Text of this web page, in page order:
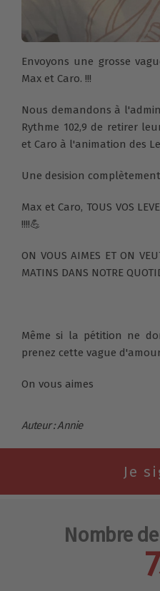
Envoyons une grosse
Max et Caro. !!!
Nous demandons à
Rythme 102,9 de retirer
et Caro à l'animation des
Une desision
Max et Caro, TOUS VOS
!!!!💪
ON VOUS AIMES ET ON
MATINS DANS NOTRE
Même si la pétition ne
prenez cette vague
On vous aimes
Auteur : Annie
Nombre